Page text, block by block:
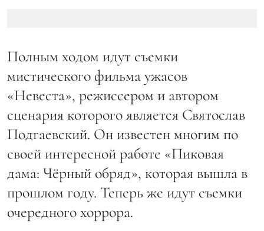
Полным ходом идут съемки
мистического фильма ужасов
«Невеста», режиссером и автором
сценария которого является Святослав
Подгаевский. Он известен многим по
своей интересной работе «Пиковая
дама: Чёрный обряд», которая вышла в
прошлом году. Теперь же идут съемки
очередного хоррора.